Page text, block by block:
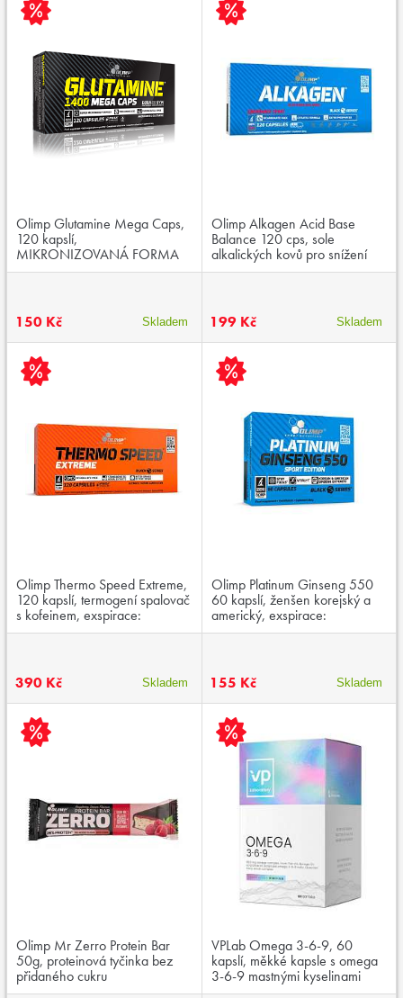
Olimp Glutamine Mega Caps,
120 kapslí,
MIKRONIZOVANÁ FORMA
L-GLUTAMINU, exspirace:
150 Kč
Skladem
Olimp Alkagen Acid Base
Balance 120 cps, sole
alkalických kovů pro snížení
překyselení organismu
199 Kč Skladem
Olimp Thermo Speed Extreme,
120 kapslí, termogení spalovač
s kofeinem, exspirace:
11.10.2025
390 Kč Skladem
Olimp Platinum Ginseng 550
60 kapslí, ženšen korejský a
americký, exspirace:
04.05.2026
155 Kč Skladem
Olimp Mr Zerro Protein Bar
50g, proteinová tyčinka bez
přidaného cukru
VPLab Omega 3-6-9, 60
kapslí, měkké kapsle s omega
3-6-9 mastnými kyselinami